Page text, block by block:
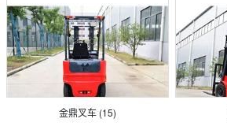
金鼎叉车 (15)